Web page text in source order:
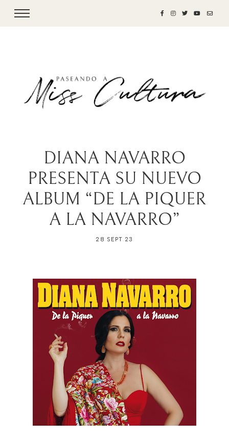
DIANA NAVARRO
PRESENTA SU NUEVO
ALBUM “DE LA PIQUER
A LA NAVARRO”
28 SEPT 23